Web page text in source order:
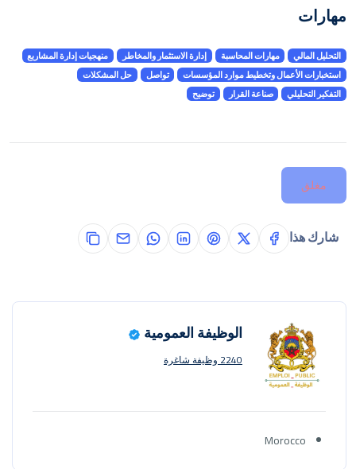
مهارات
التحليل المالي مهارات المحاسبة إدارة الاستثمار والمخاطر
منهجيات إدارة المشاريع
استخبارات الأعمال وتخطيط موارد المؤسسات
تواصل
حل المشكلات
التفكير التحليلي
صناعة القرار توضيح
مغلق
شارك هذا
الوظيفة العمومية
2240 وظيفة شاغرة
Morocco